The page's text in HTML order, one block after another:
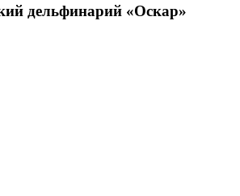
дельфинарий «Оскар»